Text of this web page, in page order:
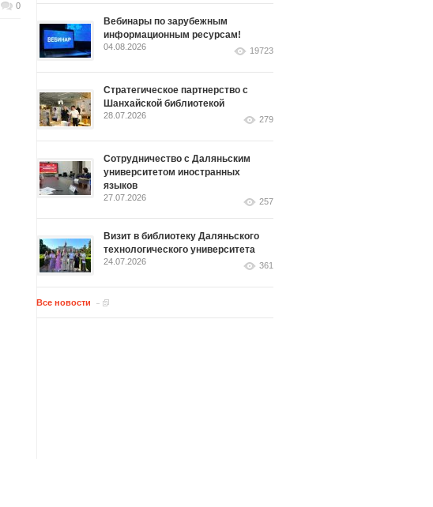
0
Вебинары по зарубежным
информационным ресурсам!
04.08.2026 19723
Стратегическое партнерство с
Шанхайской библиотекой
28.07.2026 279
Сотрудничество с Даляньским
университетом иностранных
языков
27.07.2026 257
Визит в библиотеку Даляньского
технологического университета
24.07.2026 361
Все новости